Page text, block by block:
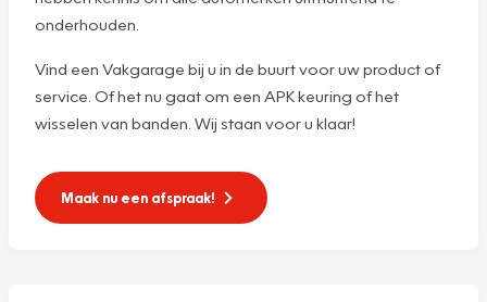
onderhouden.
Vind een Vakgarage bij u in de buurt voor uw product of
service. Of het nu gaat om een APK keuring of het
wisselen van banden. Wij staan voor u klaar!
Maak nu een afspraak!